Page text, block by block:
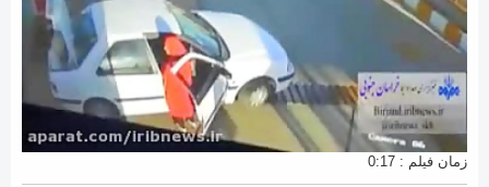
زمان فیلم : 0:17